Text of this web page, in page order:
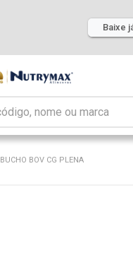
Baixe
BUCHO BOV CG PLENA